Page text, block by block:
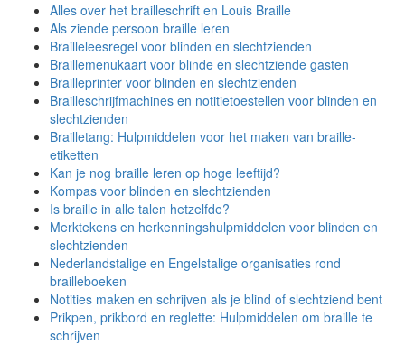
Alles over het brailleschrift en Louis Braille
Als ziende persoon braille leren
Brailleleesregel voor blinden en slechtzienden
Braillemenukaart voor blinde en slechtziende gasten
Brailleprinter voor blinden en slechtzienden
Brailleschrijfmachines en notitietoestellen voor blinden en
slechtzienden
Brailletang: Hulpmiddelen voor het maken van braille-
etiketten
Kan je nog braille leren op hoge leeftijd?
Kompas voor blinden en slechtzienden
Is braille in alle talen hetzelfde?
Merktekens en herkenningshulpmiddelen voor blinden en
slechtzienden
Nederlandstalige en Engelstalige organisaties rond
brailleboeken
Notities maken en schrijven als je blind of slechtziend bent
Prikpen, prikbord en reglette: Hulpmiddelen om braille te
schrijven